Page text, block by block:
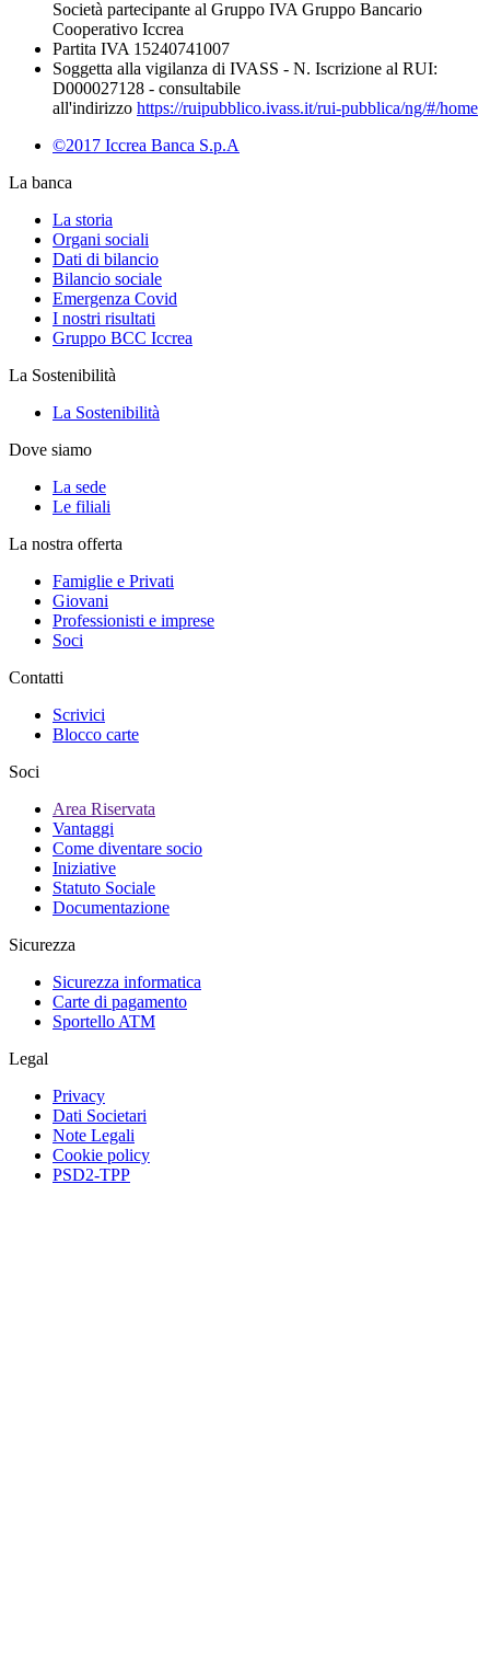
Società partecipante al Gruppo IVA Gruppo Bancario
Cooperativo Iccrea
Partita IVA 15240741007
Soggetta alla vigilanza di IVASS - N. Iscrizione al RUI:
D000027128 - consultabile
all'indirizzo https://ruipubblico.ivass.it/rui-pubblica/ng/#/home
©2017 Iccrea Banca S.p.A
La banca
La storia
Organi sociali
Dati di bilancio
Bilancio sociale
Emergenza Covid
I nostri risultati
Gruppo BCC Iccrea
La Sostenibilità
La Sostenibilità
Dove siamo
La sede
Le filiali
La nostra offerta
Famiglie e Privati
Giovani
Professionisti e imprese
Soci
Contatti
Scrivici
Blocco carte
Soci
Area Riservata
Vantaggi
Come diventare socio
Iniziative
Statuto Sociale
Documentazione
Sicurezza
Sicurezza informatica
Carte di pagamento
Sportello ATM
Legal
Privacy
Dati Societari
Note Legali
Cookie policy
PSD2-TPP